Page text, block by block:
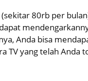
80rb per
Anda bisa
TV yang telah Anda